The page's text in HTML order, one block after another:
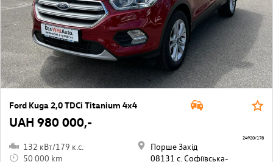
Ford Kuga 2,0 TDCi Titanium 4x4
UAH 980 000,-
132 кВт/179 к.с.
50 000 km
Порше Захід
08131 с. Софіївська-
24920/178